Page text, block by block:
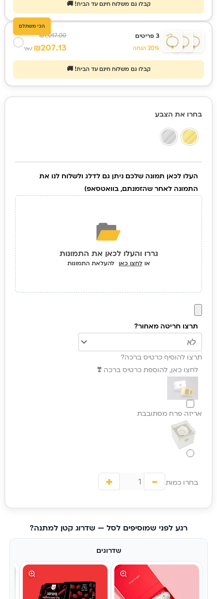
קבלו גם משלוח חינם עד הבית! 🚚
הכי משתלם
3 פריטים
20% הנחה
₪1,017.00
₪207.13 /יח'
קבלו גם משלוח חינם עד הבית! 🚚
בחרו את הצבע
העלו לכאן תמונה שלכם ניתן גם לדלג ולשלוח לנו את
התמונה לאחר שהזמנתם, בוואטסאפ)
גררו והעלו לכאן את התמונות
אולחצו כאן להעלאת התמונות
תרצו חריטה מאחור?
תרצו להוסיף כרטיס ברכה?
לחצו כאן, להוספת כרטיס ברכה ❣️
אריזה פרח מסתובבת
בחרו כמות -
של
צמיד
חריטה,
לאישה
עם איור
אישי
של
בעל
החיים
מונצח
לתמיד
+
רגע לפני שמוסיפים לסל — שדרוג קטן למתנה?
שדרוגים